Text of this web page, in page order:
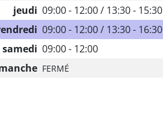
jeudi 09:00 - 12:00 / 13:30 - 15:30
09:00 - 12:00 / 13:30 - 16:30
samedi 09:00 - 12:00
FERMÉ